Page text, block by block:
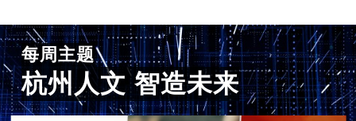
每周主题
杭州人文 智造未来